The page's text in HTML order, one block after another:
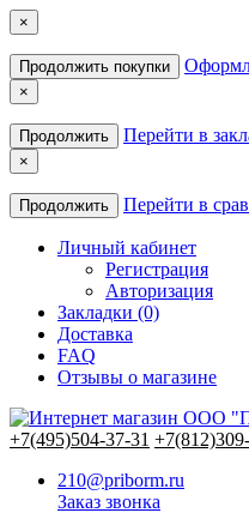
×
Продолжить покупки
×
Продолжить Перейти в
×
Продолжить Перейти в
Личный кабинет
Регистрация
Авторизация
Закладки (0)
Доставка
FAQ
Отзывы о магазине
+7(495)504-37-31
210@priborm.ru
Заказ звонка